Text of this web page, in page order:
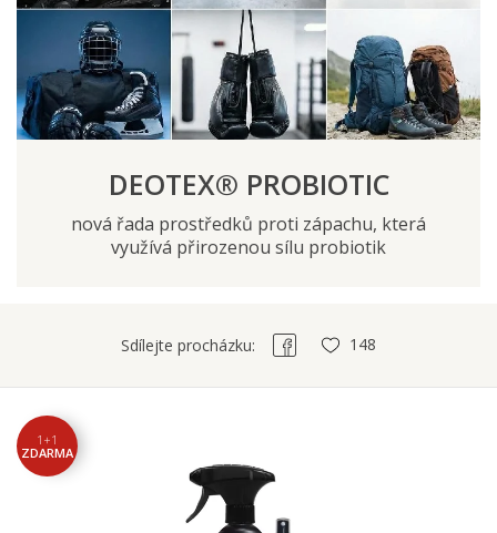
DEOTEX® PROBIOTIC
nová řada prostředků proti zápachu, která
využívá přirozenou sílu probiotik
Sdílejte procházku: 148
1+1
ZDARMA